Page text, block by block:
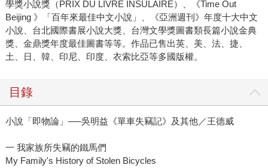
學獎小說獎（PRIX DU LIVRE INSULAIRE）、《Time Out
Beijing 》「百年來最佳中文小說」、《亞洲週刊》年度十大中文
小說、台北國際書展小說大獎、台灣文學獎圖書類長篇小說金典
獎、金鼎獎年度最佳圖書等等。作品已售出英、美、法、捷、
土、日、韓、印尼、印度、衣索比亞等多國版權。
目錄
小說「即物論」──吳明益《單車失竊記》及其他／王德威
一 我家族所失竊的鐵馬們
My Family's History of Stolen Bicycles